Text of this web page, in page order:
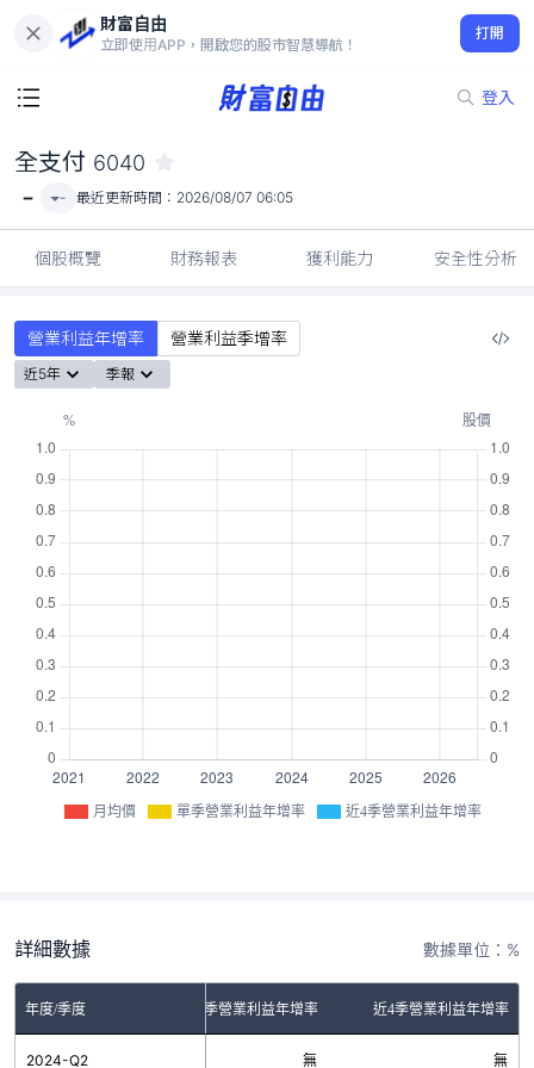
財富自由
立即使用APP，開啟您的股市智慧導航！
打開
登入
-
全支付 6040
- - 最近更新時間： 2026/08/07 06:05
個股概覽 財務報表 獲利能力 安全性分析
營業利益年增率 營業利益季增率
近5年 季報
月均價 單季營業利益年增率 近4季營業利益年增率
詳細數據 數據單位：%
年度/季度 單季營業利益年增率 近4季營業利益年增率
2024-Q2 無 無